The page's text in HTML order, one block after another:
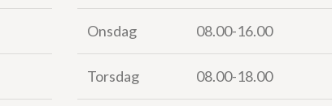
Onsdag 08.00-16.00
Torsdag 08.00-18.00